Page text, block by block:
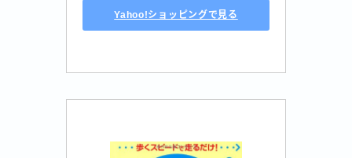
Yahoo!ショッピングで見る